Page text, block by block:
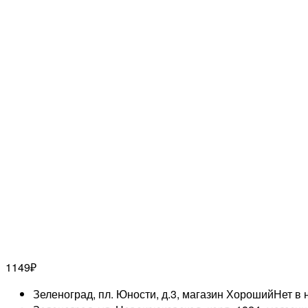
1149₽
Зеленоград, пл. Юности, д.3, магазин ХорошийНет в